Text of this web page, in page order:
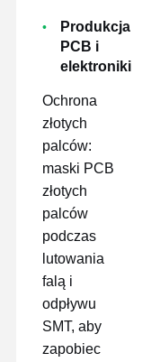
Produkcja
PCB i
elektroniki
Ochrona
złotych
palców:
maski PCB
złotych
palców
podczas
lutowania
falą i
odpływu
SMT, aby
zapobiec